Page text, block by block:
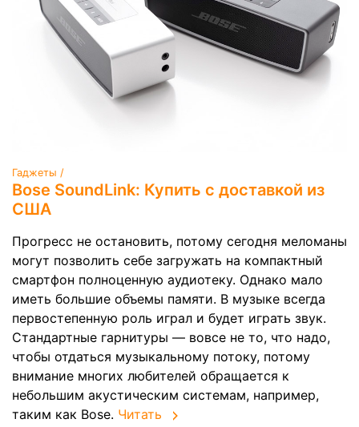
Гаджеты /
Bose SoundLink: Купить с доставкой из
США
Прогресс не остановить, потому сегодня меломаны
могут позволить себе загружать на компактный
смартфон полноценную аудиотеку. Однако мало
иметь большие объемы памяти. В музыке всегда
первостепенную роль играл и будет играть звук.
Стандартные гарнитуры — вовсе не то, что надо,
чтобы отдаться музыкальному потоку, потому
внимание многих любителей обращается к
небольшим акустическим системам, например,
таким как Bose. Читать